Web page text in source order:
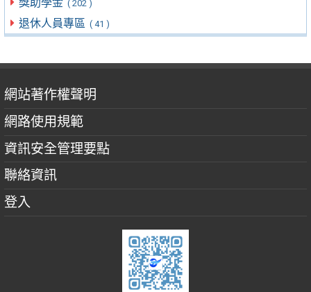
( 202 )
退休人員專區 ( 41 )
網站著作權聲明
網路使用規範
資訊安全管理要點
聯絡資訊
登入